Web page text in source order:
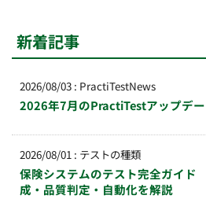
新着記事
2026/08/03 : PractiTestNews
2026年7月のPractiTestアップデ
2026/08/01 : テストの種類
保険システムのテスト完全ガイ
成・品質判定・自動化を解説